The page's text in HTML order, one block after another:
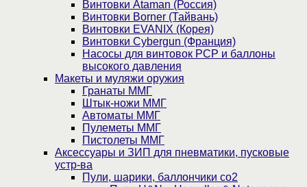
Винтовки Ataman (Россия)
Винтовки Borner (Тайвань)
Винтовки EVANIX (Корея)
Винтовки Cybergun (Франция)
Насосы для винтовок PCP и баллоны
высокого давления
Макеты и муляжи оружия
Гранаты ММГ
Штык-ножи ММГ
Автоматы ММГ
Пулеметы ММГ
Пистолеты ММГ
Аксессуары и ЗИП для пневматики, пусковые
устр-ва
Пули, шарики, баллончики со2